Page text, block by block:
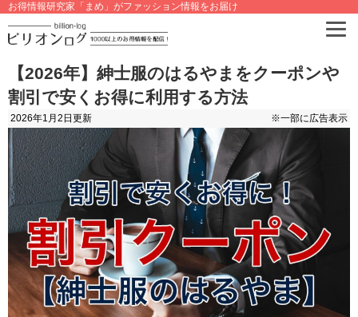
お得情報研究家「まめ」がファッション情報をお届け
【2026年】紳士服のはるやまをクーポンや
割引で安くお得に利用する方法
2026年1月2日 更新 ※一部に広告表示